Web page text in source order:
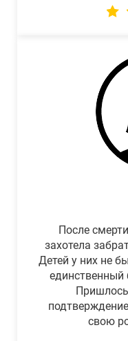
После
захотела
Детей у них не
свою